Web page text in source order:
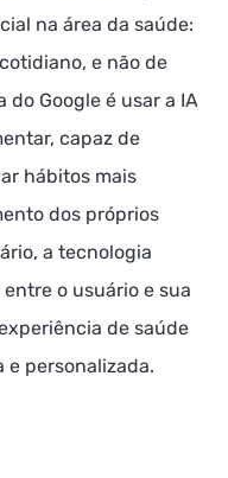
na área da saúde:
e não de
Google é usar a IA
capaz de
hábitos mais
dos próprios
a tecnologia
o usuário e sua
de saúde
personalizada.